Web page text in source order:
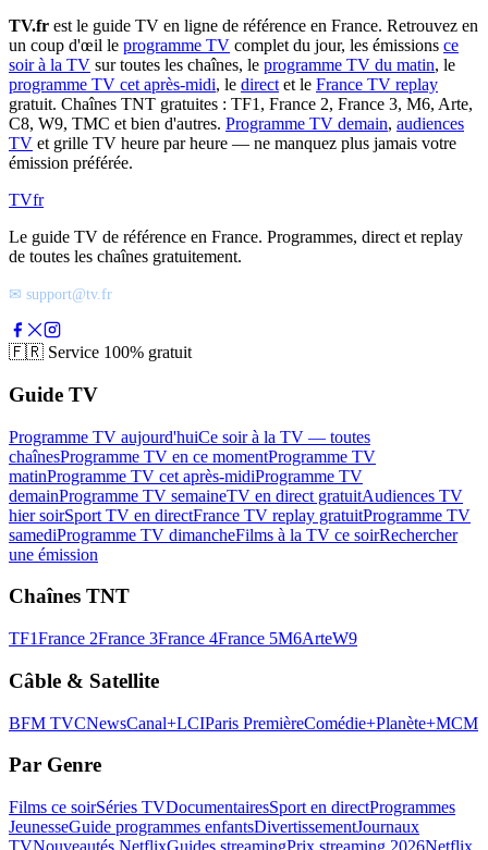
TV.fr est le guide TV en ligne de référence en France. Retrouvez en
un coup d'œil le programme TV complet du jour, les émissions ce
soir à la TV sur toutes les chaînes, le programme TV du matin, le
programme TV cet après-midi, le direct et le France TV replay
gratuit. Chaînes TNT gratuites : TF1, France 2, France 3, M6, Arte,
C8, W9, TMC et bien d'autres. Programme TV demain, audiences
TV et grille TV heure par heure — ne manquez plus jamais votre
émission préférée.
TVfr
Le guide TV de référence en France. Programmes, direct et replay
de toutes les chaînes gratuitement.
✉ support@tv.fr
🇫🇷 Service 100% gratuit
Guide TV
Programme TV aujourd'huiCe soir à la TV — toutes
chaînesProgramme TV en ce momentProgramme TV
matinProgramme TV cet après-midiProgramme TV
demainProgramme TV semaineTV en direct gratuitAudiences TV
hier soirSport TV en directFrance TV replay gratuitProgramme TV
samediProgramme TV dimancheFilms à la TV ce soirRechercher
une émission
Chaînes TNT
TF1France 2France 3France 4France 5M6ArteW9
Câble & Satellite
BFM TVCNewsCanal+LCIParis PremièreComédie+Planète+MCM
Par Genre
Films ce soirSéries TVDocumentairesSport en directProgrammes
JeunesseGuide programmes enfantsDivertissementJournaux
TVNouveautés NetflixGuides streamingPrix streaming 2026Netflix